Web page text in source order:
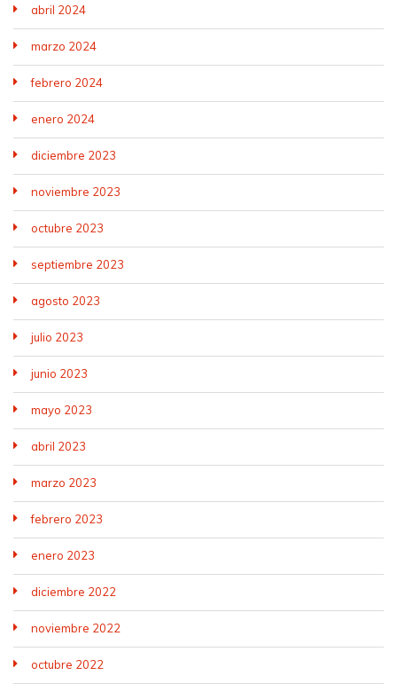
abril 2024
marzo 2024
febrero 2024
enero 2024
diciembre 2023
noviembre 2023
octubre 2023
septiembre 2023
agosto 2023
julio 2023
junio 2023
mayo 2023
abril 2023
marzo 2023
febrero 2023
enero 2023
diciembre 2022
noviembre 2022
octubre 2022